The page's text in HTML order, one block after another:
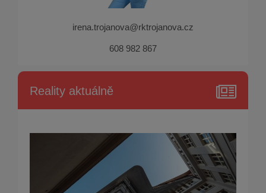
irena.trojanova@rktrojanova.cz
608 982 867
Reality aktuálně